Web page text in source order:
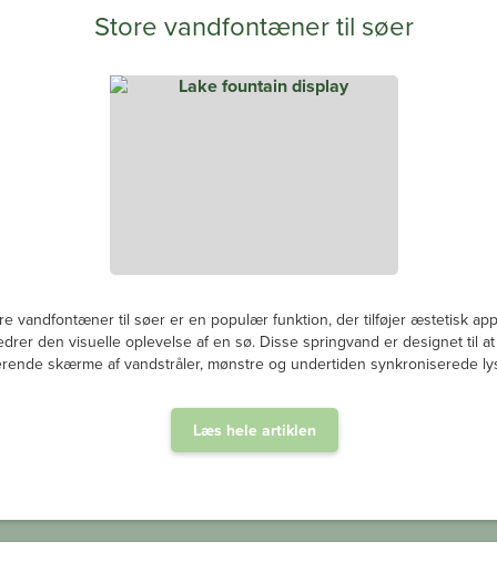
Store vandfontæner til søer
vandfontæner til søer er en populær funktion, der tilføjer æstetisk
den visuelle oplevelse af en sø. Disse springvand er designet til
skærme af vandstråler, mønstre og undertiden synkroniserede
Læs hele artiklen